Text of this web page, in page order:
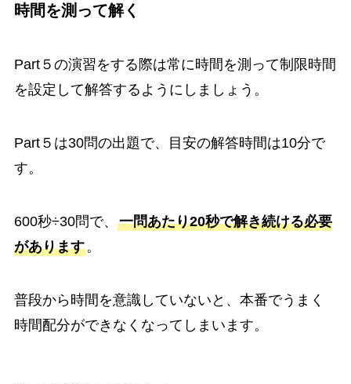
時間を測って解く
Part５の演習をする際は常に時間を測って制限時間
を設定して解答するようにしましょう。
Part５は30問の出題で、目安の解答時間は10分で
す。
600秒÷30問で、 一問あたり20秒で解き続ける必要
があります。
普段から時間を意識していないと、本番でうまく
時間配分ができなくなってしまいます。